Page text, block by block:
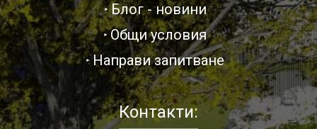
Блог - новини
Общи условия
Направи запитване
Контакти: